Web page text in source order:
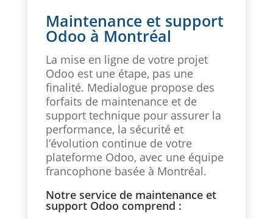
Maintenance et support
Odoo à Montréal
La mise en ligne de votre projet
Odoo est une étape, pas une
finalité. Medialogue propose des
forfaits de maintenance et de
support technique pour assurer la
performance, la sécurité et
l’évolution continue de votre
plateforme Odoo, avec une équipe
francophone basée à Montréal.
Notre service de maintenance et
support Odoo comprend :